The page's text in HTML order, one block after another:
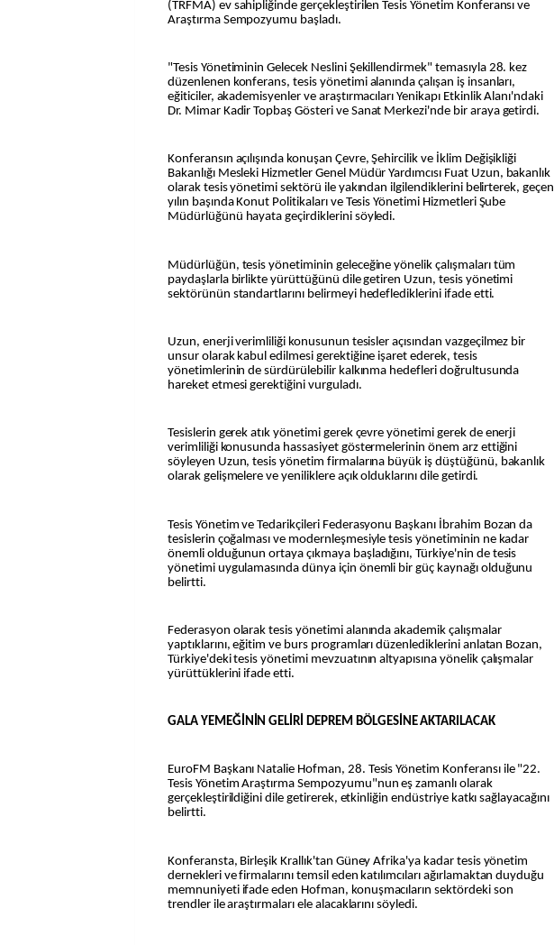
(TRFMA) ev sahipliğinde gerçekleştirilen Tesis Yönetim Konferansı ve
Araştırma Sempozyumu başladı.
"Tesis Yönetiminin Gelecek Neslini Şekillendirmek" temasıyla 28. kez
düzenlenen konferans, tesis yönetimi alanında çalışan iş insanları,
eğiticiler, akademisyenler ve araştırmacıları Yenikapı Etkinlik Alanı'ndaki
Dr. Mimar Kadir Topbaş Gösteri ve Sanat Merkezi'nde bir araya getirdi.
Konferansın açılışında konuşan Çevre, Şehircilik ve İklim Değişikliği
Bakanlığı Mesleki Hizmetler Genel Müdür Yardımcısı Fuat Uzun, bakanlık
olarak tesis yönetimi sektörü ile yakından ilgilendiklerini belirterek, geçen
yılın başında Konut Politikaları ve Tesis Yönetimi Hizmetleri Şube
Müdürlüğünü hayata geçirdiklerini söyledi.
Müdürlüğün, tesis yönetiminin geleceğine yönelik çalışmaları tüm
paydaşlarla birlikte yürüttüğünü dile getiren Uzun, tesis yönetimi
sektörünün standartlarını belirmeyi hedeflediklerini ifade etti.
Uzun, enerji verimliliği konusunun tesisler açısından vazgeçilmez bir
unsur olarak kabul edilmesi gerektiğine işaret ederek, tesis
yönetimlerinin de sürdürülebilir kalkınma hedefleri doğrultusunda
hareket etmesi gerektiğini vurguladı.
Tesislerin gerek atık yönetimi gerek çevre yönetimi gerek de enerji
verimliliği konusunda hassasiyet göstermelerinin önem arz ettiğini
söyleyen Uzun, tesis yönetim firmalarına büyük iş düştüğünü, bakanlık
olarak gelişmelere ve yeniliklere açık olduklarını dile getirdi.
Tesis Yönetim ve Tedarikçileri Federasyonu Başkanı İbrahim Bozan da
tesislerin çoğalması ve modernleşmesiyle tesis yönetiminin ne kadar
önemli olduğunun ortaya çıkmaya başladığını, Türkiye'nin de tesis
yönetimi uygulamasında dünya için önemli bir güç kaynağı olduğunu
belirtti.
Federasyon olarak tesis yönetimi alanında akademik çalışmalar
yaptıklarını, eğitim ve burs programları düzenlediklerini anlatan Bozan,
Türkiye'deki tesis yönetimi mevzuatının altyapısına yönelik çalışmalar
yürüttüklerini ifade etti.
GALA YEMEĞİNİN GELİRİ DEPREM BÖLGESİNE AKTARILACAK
EuroFM Başkanı Natalie Hofman, 28. Tesis Yönetim Konferansı ile "22.
Tesis Yönetim Araştırma Sempozyumu"nun eş zamanlı olarak
gerçekleştirildiğini dile getirerek, etkinliğin endüstriye katkı sağlayacağını
belirtti.
Konferansta, Birleşik Krallık'tan Güney Afrika'ya kadar tesis yönetim
dernekleri ve firmalarını temsil eden katılımcıları ağırlamaktan duyduğu
memnuniyeti ifade eden Hofman, konuşmacıların sektördeki son
trendler ile araştırmaları ele alacaklarını söyledi.